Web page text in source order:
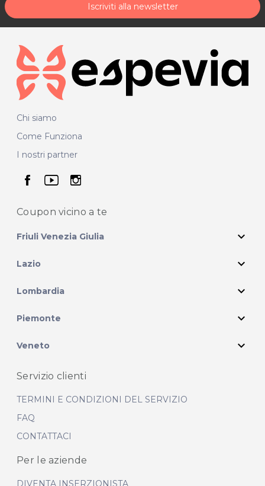
Iscriviti alla newsletter
Chi siamo
Come Funziona
I nostri partner
seguici su facebook
seguici su youtube
seguici su instagram
Coupon vicino a te
Friuli Venezia Giulia expand_more
Lazio expand_more
Lombardia expand_more
Piemonte expand_more
Veneto expand_more
Servizio clienti
TERMINI E CONDIZIONI DEL SERVIZIO
FAQ
CONTATTACI
Per le aziende
DIVENTA INSERZIONISTA